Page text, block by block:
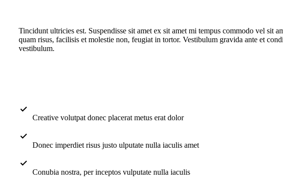
Tincidunt ultricies est. Suspendisse sit amet ex sit amet mi tempus commodo vel sit
quam risus, facilisis et molestie non, feugiat in tortor. Vestibulum gravida ante et
vestibulum.
Creative volutpat donec placerat metus erat dolor
Donec imperdiet risus justo ulputate nulla iaculis amet
Conubia nostra, per inceptos vulputate nulla iaculis